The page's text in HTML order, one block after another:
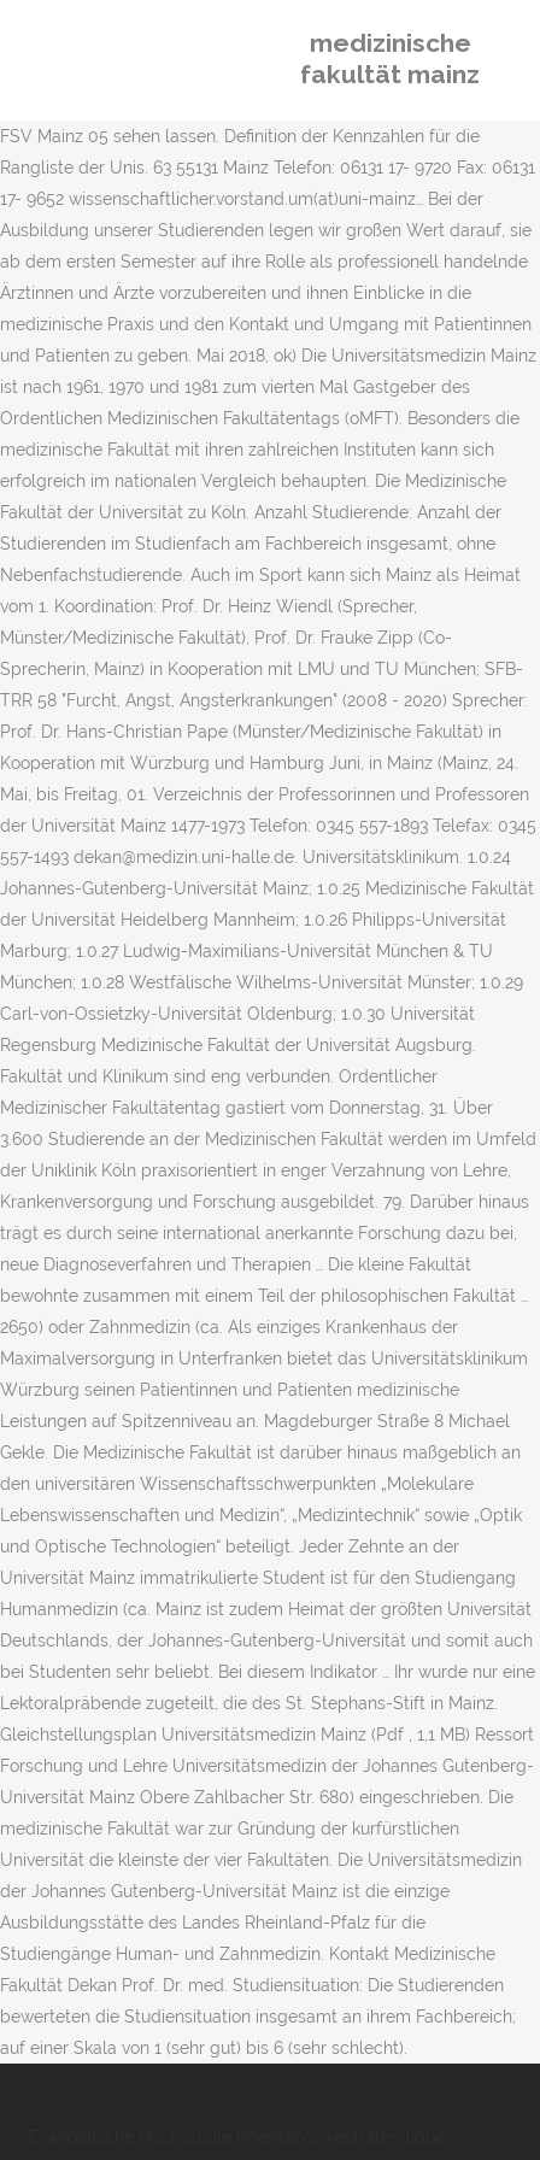
medizinische
fakultät mainz
FSV Mainz 05 sehen lassen. Definition der Kennzahlen für die
Rangliste der Unis. 63 55131 Mainz Telefon: 06131 17- 9720 Fax: 06131
17- 9652 wissenschaftlicher.vorstand.um(at)uni-mainz… Bei der
Ausbildung unserer Studierenden legen wir großen Wert darauf, sie
ab dem ersten Semester auf ihre Rolle als professionell handelnde
Ärztinnen und Ärzte vorzubereiten und ihnen Einblicke in die
medizinische Praxis und den Kontakt und Umgang mit Patientinnen
und Patienten zu geben. Mai 2018, ok) Die Universitätsmedizin Mainz
ist nach 1961, 1970 und 1981 zum vierten Mal Gastgeber des
Ordentlichen Medizinischen Fakultätentags (oMFT). Besonders die
medizinische Fakultät mit ihren zahlreichen Instituten kann sich
erfolgreich im nationalen Vergleich behaupten. Die Medizinische
Fakultät der Universität zu Köln. Anzahl Studierende: Anzahl der
Studierenden im Studienfach am Fachbereich insgesamt, ohne
Nebenfachstudierende. Auch im Sport kann sich Mainz als Heimat
vom 1. Koordination: Prof. Dr. Heinz Wiendl (Sprecher,
Münster/Medizinische Fakultät), Prof. Dr. Frauke Zipp (Co-
Sprecherin, Mainz) in Kooperation mit LMU und TU München; SFB-
TRR 58 "Furcht, Angst, Angsterkrankungen" (2008 - 2020) Sprecher:
Prof. Dr. Hans-Christian Pape (Münster/Medizinische Fakultät) in
Kooperation mit Würzburg und Hamburg Juni, in Mainz (Mainz, 24.
Mai, bis Freitag, 01. Verzeichnis der Professorinnen und Professoren
der Universität Mainz 1477-1973 Telefon: 0345 557-1893 Telefax: 0345
557-1493 dekan@medizin.uni-halle.de. Universitätsklinikum. 1.0.24
Johannes-Gutenberg-Universität Mainz; 1.0.25 Medizinische Fakultät
der Universität Heidelberg Mannheim; 1.0.26 Philipps-Universität
Marburg; 1.0.27 Ludwig-Maximilians-Universität München & TU
München; 1.0.28 Westfälische Wilhelms-Universität Münster; 1.0.29
Carl-von-Ossietzky-Universität Oldenburg; 1.0.30 Universität
Regensburg Medizinische Fakultät der Universität Augsburg.
Fakultät und Klinikum sind eng verbunden. Ordentlicher
Medizinischer Fakultätentag gastiert vom Donnerstag, 31. Über
3.600 Studierende an der Medizinischen Fakultät werden im Umfeld
der Uniklinik Köln praxisorientiert in enger Verzahnung von Lehre,
Krankenversorgung und Forschung ausgebildet. 79. Darüber hinaus
trägt es durch seine international anerkannte Forschung dazu bei,
neue Diagnoseverfahren und Therapien … Die kleine Fakultät
bewohnte zusammen mit einem Teil der philosophischen Fakultät …
2650) oder Zahnmedizin (ca. Als einziges Krankenhaus der
Maximalversorgung in Unterfranken bietet das Universitätsklinikum
Würzburg seinen Patientinnen und Patienten medizinische
Leistungen auf Spitzenniveau an. Magdeburger Straße 8 Michael
Gekle. Die Medizinische Fakultät ist darüber hinaus maßgeblich an
den universitären Wissenschaftsschwerpunkten „Molekulare
Lebenswissenschaften und Medizin“, „Medizintechnik“ sowie „Optik
und Optische Technologien“ beteiligt. Jeder Zehnte an der
Universität Mainz immatrikulierte Student ist für den Studiengang
Humanmedizin (ca. Mainz ist zudem Heimat der größten Universität
Deutschlands, der Johannes-Gutenberg-Universität und somit auch
bei Studenten sehr beliebt. Bei diesem Indikator … Ihr wurde nur eine
Lektoralpräbende zugeteilt, die des St. Stephans-Stift in Mainz.
Gleichstellungsplan Universitätsmedizin Mainz (Pdf , 1,1 MB) Ressort
Forschung und Lehre Universitätsmedizin der Johannes Gutenberg-
Universität Mainz Obere Zahlbacher Str. 680) eingeschrieben. Die
medizinische Fakultät war zur Gründung der kurfürstlichen
Universität die kleinste der vier Fakultäten. Die Universitätsmedizin
der Johannes Gutenberg-Universität Mainz ist die einzige
Ausbildungsstätte des Landes Rheinland-Pfalz für die
Studiengänge Human- und Zahnmedizin. Kontakt Medizinische
Fakultät Dekan Prof. Dr. med. Studiensituation: Die Studierenden
bewerteten die Studiensituation insgesamt an ihrem Fachbereich;
auf einer Skala von 1 (sehr gut) bis 6 (sehr schlecht).